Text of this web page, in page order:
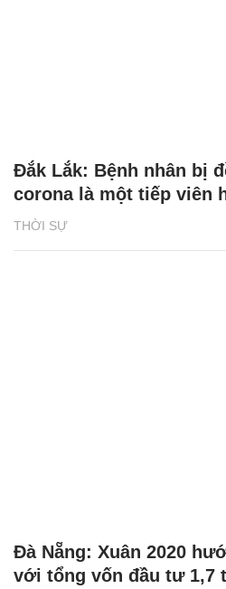
THỜI SỰ
Đắk Lắk: Bệnh nhân bị
corona là một tiếp viên
Đà Nẵng: Xuân 2020
với tổng vốn đầu tư 1,7